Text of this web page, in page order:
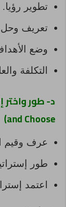
تطوير رؤيا.
تعريف وحل
وضع
التكلفة
and Choose)
عرف وقيم
طور
اعتمد